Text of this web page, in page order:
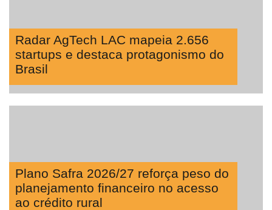
Radar AgTech LAC mapeia 2.656
startups e destaca protagonismo do
Brasil
Plano Safra 2026/27 reforça peso do
planejamento financeiro no acesso
ao crédito rural